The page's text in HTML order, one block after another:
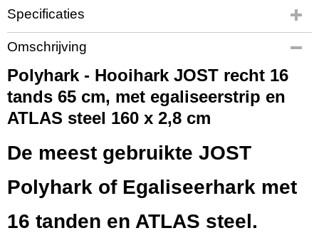
Specificaties
Productcode
656027
EAN code
8712129560274
Productcode leverancier
656027
160 x 0 x 0 cm
Omschrijving
Polyhark - Hooihark JOST recht 16
tands 65 cm, met egaliseerstrip en
ATLAS steel 160 x 2,8 cm
De meest gebruikte JOST
Polyhark of Egaliseerhark met
16 tanden en ATLAS steel.